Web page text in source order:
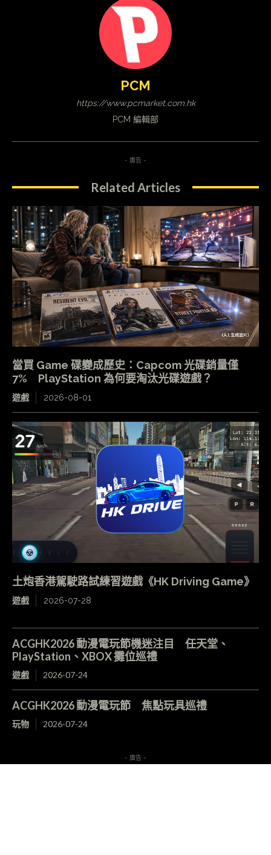
PCM
https://www.pcmarket.com.hk
PCM 編輯部
- 廣告 -
Related Articles
當買 Game 碟變成歷史：Capcom 光碟銷量僅
7% PlayStation 為何要淘汰光碟遊戲？
遊戲 2026-08-01
土炮香港駕駛路試練習遊戲《HK Driving Game》
遊戲 2026-07-28
ACGHK2026 動漫電玩節機迷注目 任天堂、
PlayStation、XBOX 攤位巡禮
遊戲 2026-07-24
ACGHK2026 動漫電玩節 焦點玩具巡禮
玩物 2026-07-24
- 廣告 -